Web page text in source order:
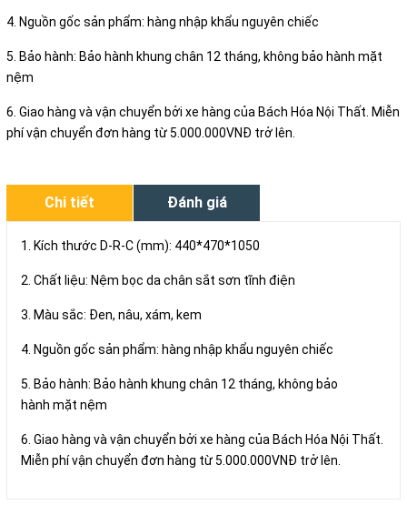
4. Nguồn gốc sản phẩm: hàng nhập khẩu nguyên chiếc
5. Bảo hành: Bảo hành khung chân 12 tháng, không bảo hành mặt
nệm
6. Giao hàng và vận chuyển bởi xe hàng của Bách Hóa Nội Thất. Miễn
phí vận chuyển đơn hàng từ 5.000.000VNĐ trở lên.
Chi tiết Đánh giá
1. Kích thước D-R-C (mm): 440*470*1050
2. Chất liệu: Nệm bọc da chân sắt sơn tĩnh điện
3. Màu sắc: Đen, nâu, xám, kem
4. Nguồn gốc sản phẩm: hàng nhập khẩu nguyên chiếc
5. Bảo hành: Bảo hành khung chân 12 tháng, không bảo
hành mặt nệm
6. Giao hàng và vận chuyển bởi xe hàng của Bách Hóa Nội Thất.
Miễn phí vận chuyển đơn hàng từ 5.000.000VNĐ trở lên.